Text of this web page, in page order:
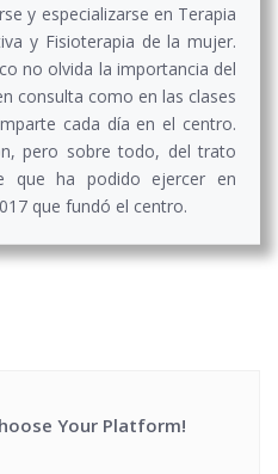
y especializarse en Terapia
y Fisioterapia de la mujer.
no olvida la importancia del
consulta como en las clases
cada día en el centro.
pero sobre todo, del trato
que ha podido ejercer en
que fundó el centro.
Your Platform!